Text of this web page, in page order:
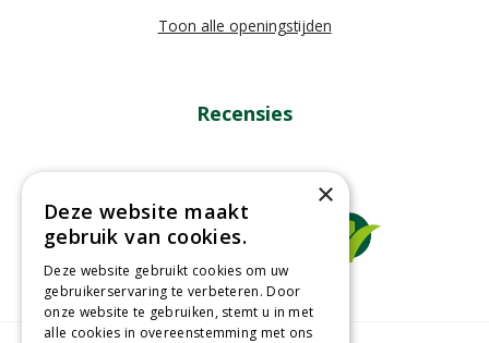
Toon alle openingstijden
Recensies
×
Deze website maakt
gebruik van cookies.
Deze website gebruikt cookies om uw
gebruikerservaring te verbeteren. Door
onze website te gebruiken, stemt u in met
alle cookies in overeenstemming met ons